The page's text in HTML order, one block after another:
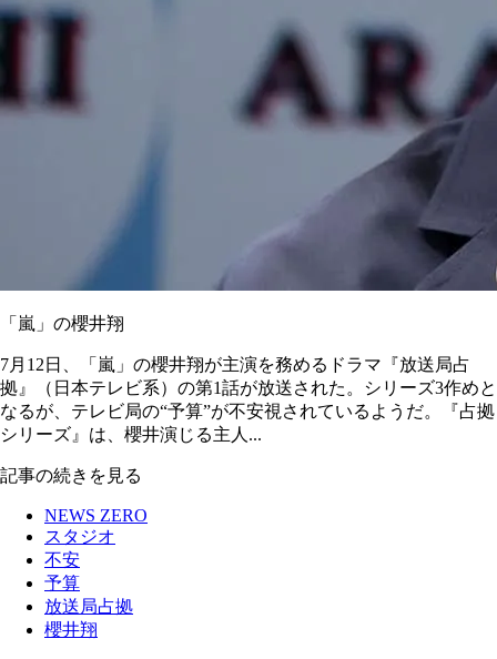
「嵐」の櫻井翔
7月12日、「嵐」の櫻井翔が主演を務めるドラマ『放送局占
拠』（日本テレビ系）の第1話が放送された。シリーズ3作めと
なるが、テレビ局の“予算”が不安視されているようだ。『占拠
シリーズ』は、櫻井演じる主人...
記事の続きを見る
NEWS ZERO
スタジオ
不安
予算
放送局占拠
櫻井翔